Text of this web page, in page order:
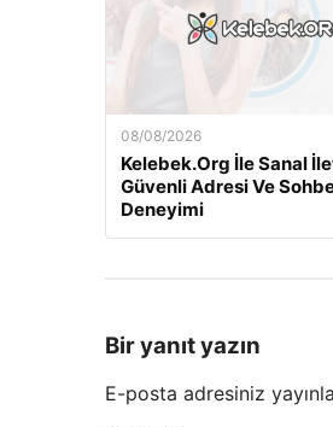
08/08/2026
Kelebek.Org İle Sanal
Güvenli Adresi Ve
Deneyimi
Bir yanıt yazın
E-posta adresiniz